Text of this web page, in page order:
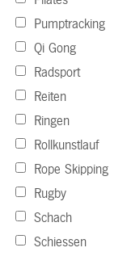
Pumptracking
Qi Gong
Radsport
Reiten
Ringen
Rollkunstlauf
Rope Skipping
Rugby
Schach
Schiessen